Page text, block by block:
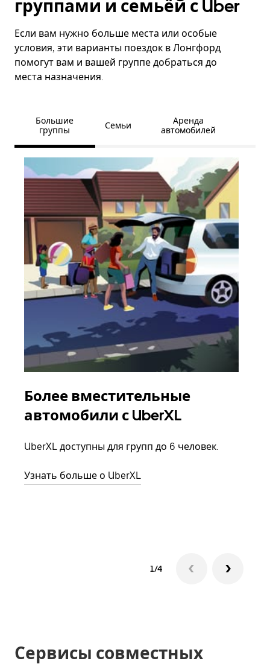
группами и семьёй с Uber
Если вам нужно больше места или особые
условия, эти варианты поездок в Лонгфорд
помогут вам и вашей группе добраться до
места назначения.
Большие
группы
Семьи
Аренда
автомобилей
Более вместительные
автомобили с UberXL
UberXL доступны для групп до 6 человек.
Узнать больше о UberXL
1/4
Сервисы совместных